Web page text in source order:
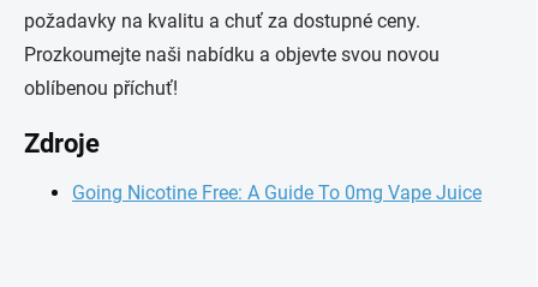
požadavky na kvalitu a chuť za dostupné ceny.
Prozkoumejte naši nabídku a objevte svou novou
oblíbenou příchuť!
Zdroje
Going Nicotine Free: A Guide To 0mg Vape Juice